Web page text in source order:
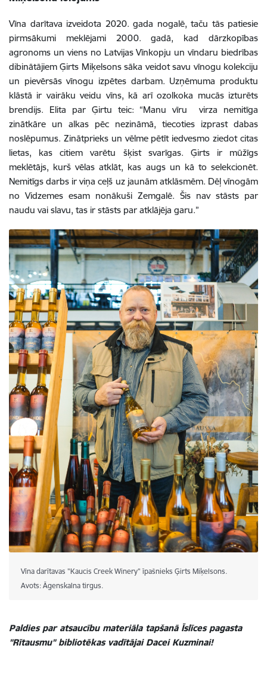
Vīna darītava izveidota 2020. gada nogalē, taču tās patiesie
pirmsākumi meklējami 2000. gadā, kad dārzkopības
agronoms un viens no Latvijas Vīnkopju un vīndaru biedrības
dibinātājiem Ģirts Miķelsons sāka veidot savu vīnogu kolekciju
un pievērsās vīnogu izpētes darbam. Uzņēmuma produktu
klāstā ir vairāku veidu vīns, kā arī ozolkoka mucās izturēts
brendijs. Elita par Ģirtu teic: “Manu vīru virza nemitīga
zinātkāre un alkas pēc nezināmā, tiecoties izprast dabas
noslēpumus. Zinātprieks un vēlme pētīt iedvesmo ziedot citas
lietas, kas citiem varētu šķist svarīgas. Ģirts ir mūžīgs
meklētājs, kurš vēlas atklāt, kas augs un kā to selekcionēt.
Nemitīgs darbs ir viņa ceļš uz jaunām atklāsmēm. Dēļ vīnogām
no Vidzemes esam nonākuši Zemgalē. Šis nav stāsts par
naudu vai slavu, tas ir stāsts par atklājēja garu.”
Vīna darītavas "Kaucis Creek Winery" īpašnieks Ģirts Miķelsons.
Avots: Āgenskalna tirgus.
Paldies par atsaucību materiāla tapšanā Īslīces pagasta
"Rītausmu" bibliotēkas vadītājai Dacei Kuzminai!